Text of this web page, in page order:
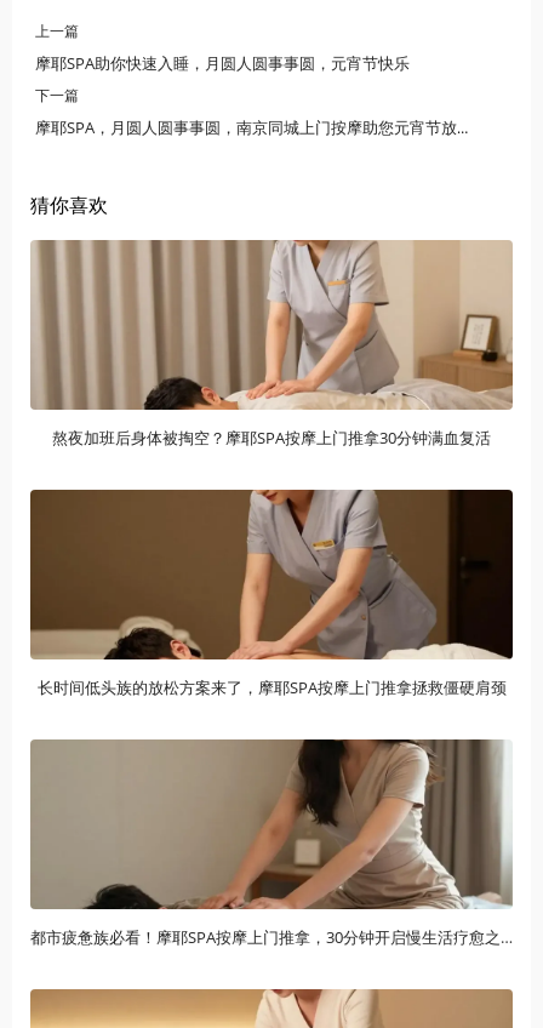
上一篇
摩耶SPA助你快速入睡，月圆人圆事事圆，元宵节快乐
下一篇
摩耶SPA，月圆人圆事事圆，南京同城上门按摩助您元宵节放松身心
猜你喜欢
熬夜加班后身体被掏空？摩耶SPA按摩上门推拿30分钟满血复活
长时间低头族的放松方案来了，摩耶SPA按摩上门推拿拯救僵硬肩颈
都市疲惫族必看！摩耶SPA按摩上门推拿，30分钟开启慢生活疗愈之旅